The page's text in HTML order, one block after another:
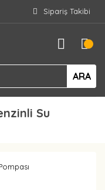
Sipariş Takibi
ARA
Su